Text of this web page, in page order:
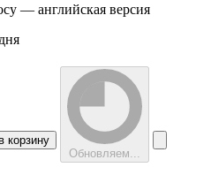
— английская версия
корзину
Обновляем...